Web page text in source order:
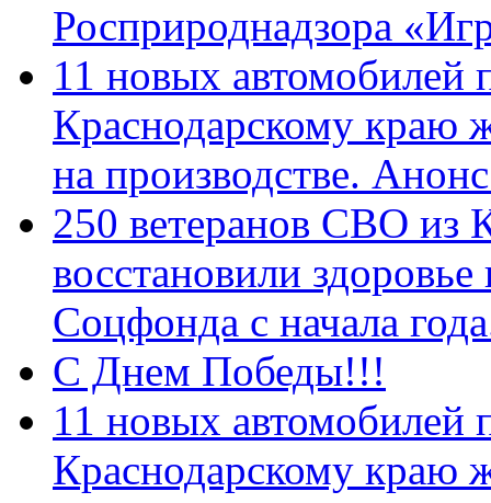
Росприроднадзора
11 новых автомобилей
Краснодарскому краю
на производстве.
250 ветеранов СВО из
восстановили
Соцфонда с начала
С Днем Победы!!!
11 новых автомобилей
Краснодарскому краю